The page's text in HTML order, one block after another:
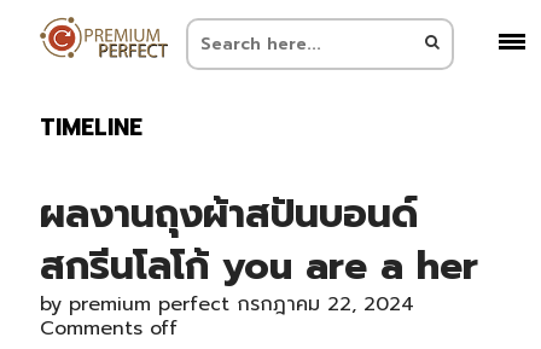
TIMELINE
ผลงานถุงผ้าสปันบอนด์
สกรีนโลโก้ you are a her
by premium perfect กรกฎาคม 22, 2024
Comments off